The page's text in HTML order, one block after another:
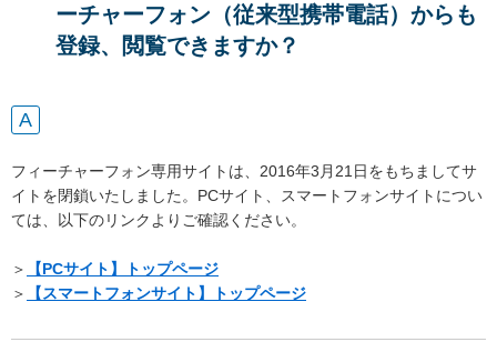
ーチャーフォン（従来型携帯電話）からも
登録、閲覧できますか？
フィーチャーフォン専用サイトは、2016年3月21日をもちましてサ
イトを閉鎖いたしました。PCサイト、スマートフォンサイトについ
ては、以下のリンクよりご確認ください。
＞
【PCサイト】トップページ
＞
【スマートフォンサイト】トップページ